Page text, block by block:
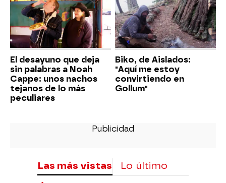
El desayuno que deja
sin palabras a Noah
Cappe: unos nachos
tejanos de lo más
peculiares
Biko, de Aislados:
"Aquí me estoy
convirtiendo en
Gollum"
Las más vistas Lo último